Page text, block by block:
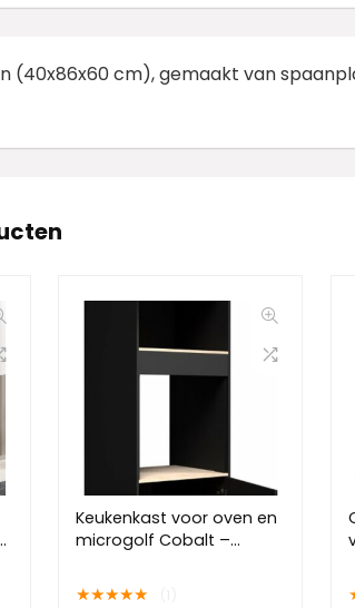
(40x86x60 cm), gemaakt van
Keukenkast voor oven en
microgolf Cobalt –
★★★★★